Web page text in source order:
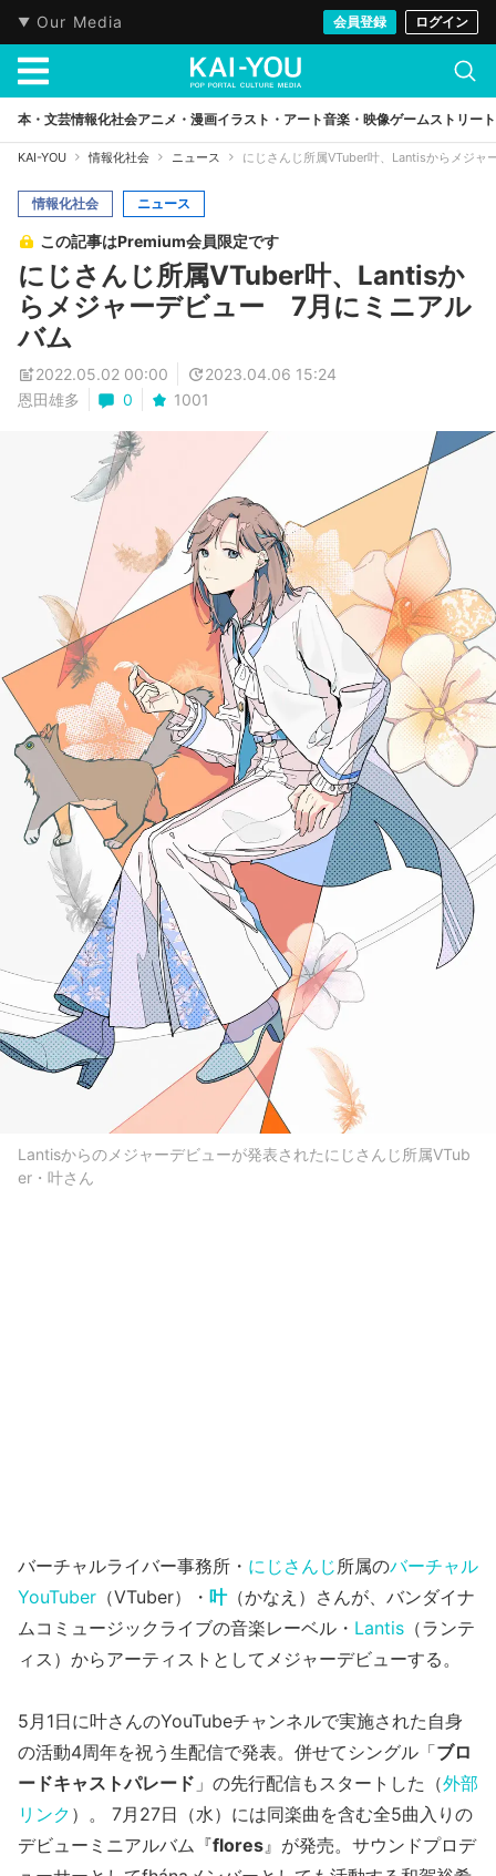
Our Media 会員登録 ログイン
本・文芸情報化社会アニメ・漫画イラスト・アート音楽・映像ゲームストリート
KAI-YOU 情報化社会 ニュース にじさんじ所属VTuber叶、Lantisからメジ
情報化社会 ニュース
この記事はPremium会員限定です
にじさんじ所属VTuber叶、Lantisか
らメジャーデビュー 7月にミニアル
バム
2022.05.02 00:00
2023.04.06 15:24
恩田雄多
0 1001
Lantisからのメジャーデビューが発表されたにじさんじ所属VTub
er・叶さん
バーチャルライバー事務所・ にじさんじ 所属のバーチャル
YouTuber （VTuber）・ 叶（かなえ）さんが、バンダイナ
ムコミュージックライブの音楽レーベル・ Lantis （ランテ
ィス）からアーティストとしてメジャーデビューする。
5月1日に叶さんのYouTubeチャンネルで実施された自身
の活動4周年を祝う生配信で発表。併せてシングル「ブロ
ードキャストパレード 」の先行配信もスタートした（外部
リンク ）。 7月27日（水）には同楽曲を含む全5曲入りの
デビューミニアルバム『flores 』が発売。サウンドプロデ